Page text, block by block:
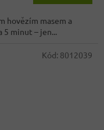
hovězím masem a
5 minut – jen...
Kód: 8012039